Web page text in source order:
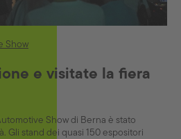
Show
e visitate la fiera
Show di Berna è stato
Gli stand dei quasi 150 espositori